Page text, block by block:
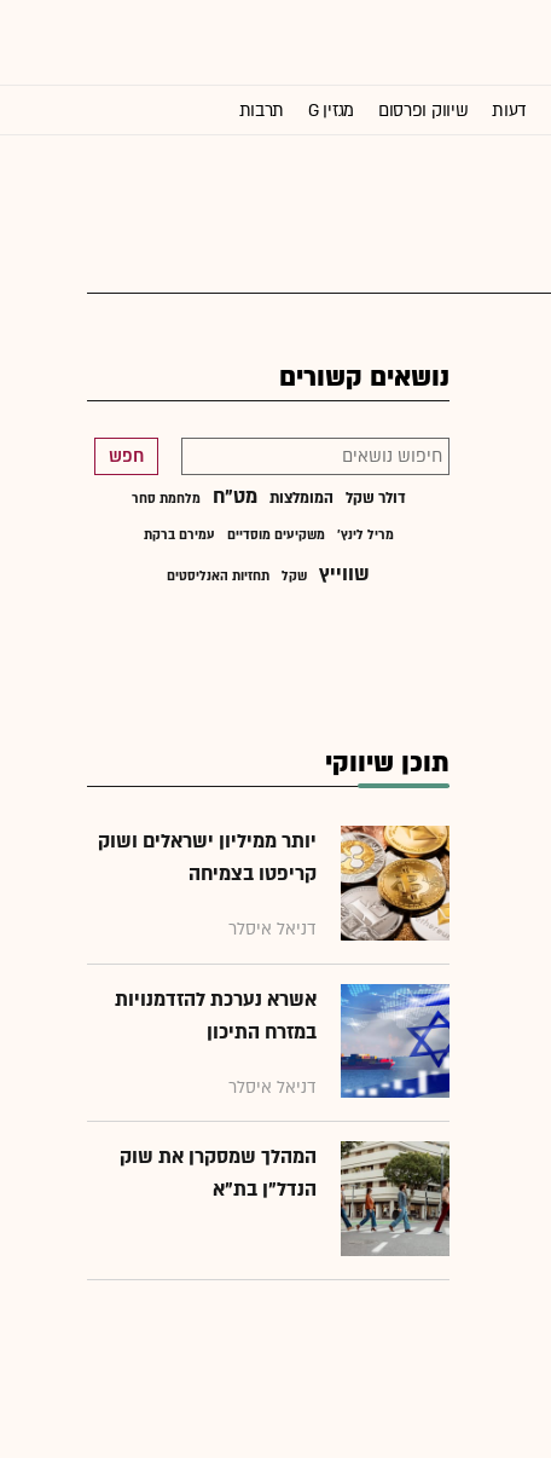
דעות שיווק ופרסום מגזין G תרבות
נושאים קשורים
חפש
דולר שקל המומלצות מט"ח מלחמת סחר
מריל לינץ' משקיעים מוסדיים עמירם ברקת
שווייץ שקל תחזיות האנליסטים
תוכן שיווקי
יותר ממיליון ישראלים ושוק
קריפטו בצמיחה
דניאל איסלר
אשרא נערכת להזדמנויות
במזרח התיכון
דניאל איסלר
המהלך שמסקרן את שוק
הנדל"ן בת"א